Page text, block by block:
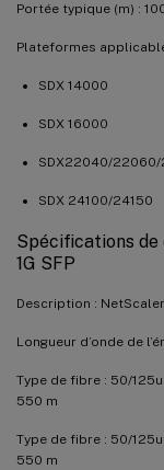
Portée typique (m) :
Plateformes
SDX 14000
SDX 16000
SDX22040/
SDX 24100/24150
Spécifications
1G SFP
Description :
Longueur d’onde de
Type de fibre : 50/
550 m
Type de fibre : 50/
550 m